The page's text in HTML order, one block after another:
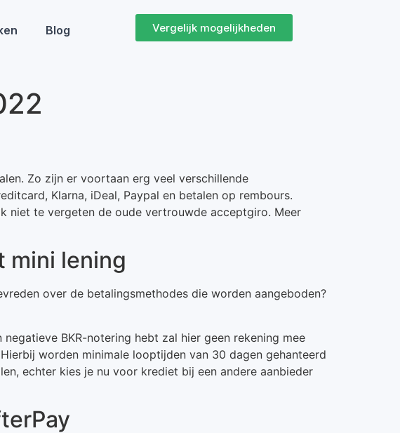
Blog Vergelijk mogelijkheden
Zo zijn er voortaan erg veel verschillende
Klarna, iDeal, Paypal en betalen op rembours.
niet te vergeten de oude vertrouwde acceptgiro. Meer
mini lening
over de betalingsmethodes die worden aangeboden?
BKR-notering hebt zal hier geen rekening mee
worden minimale looptijden van 30 dagen gehanteerd
echter kies je nu voor krediet bij een andere aanbieder